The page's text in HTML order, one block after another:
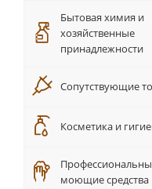
Бытовая химия и
хозяйственные
принадлежности
Сопутствующие
Косметика и
моющие средства